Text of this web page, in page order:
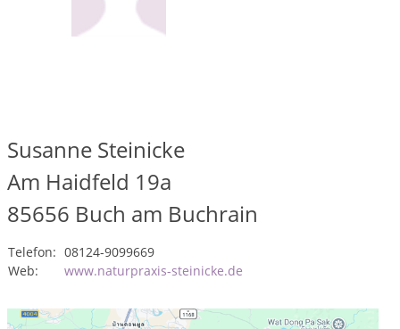
Susanne Steinicke
Am Haidfeld 19a
85656 Buch am Buchrain
Telefon: 08124-9099669
Web:
www.naturpraxis-steinicke.de